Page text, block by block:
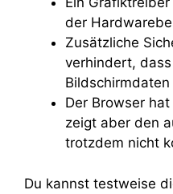
der
Zusätzliche
verhindert,
Der Browser
zeigt aber den
trotzdem nicht
Du kannst testweise